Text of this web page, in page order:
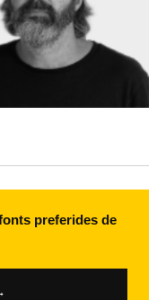
preferides de